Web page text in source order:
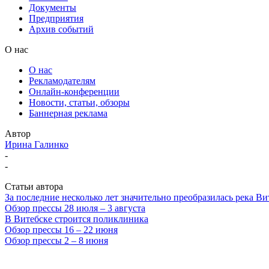
Документы
Предприятия
Архив событий
О нас
О нас
Рекламодателям
Онлайн-конференции
Новости, статьи, обзоры
Баннерная реклама
Автор
Ирина Галинко
-
-
Статьи автора
За последние несколько лет значительно преобразилась река
Обзор прессы 28 июля – 3 августа
В Витебске строится поликлиника
Обзор прессы 16 – 22 июня
Обзор прессы 2 – 8 июня